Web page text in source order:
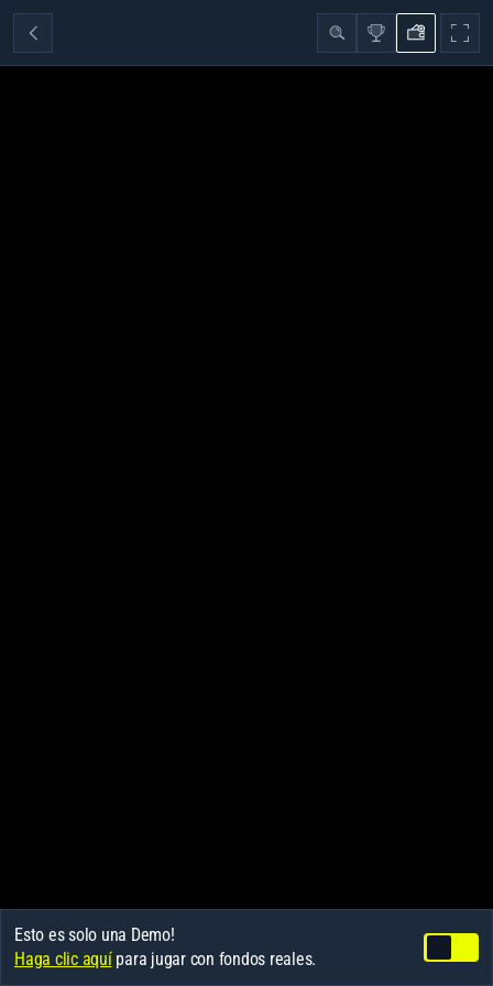
Esto es solo una Demo!
Haga clic aquípara jugar con fondos reales.